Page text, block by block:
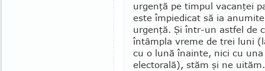
urgenţă pe timpul vacanţei
este împiedicat să ia
urgenţă. Şi într-un astfel de
întâmpla vreme de trei luni
cu o lună înainte, nici cu
electorală), stăm şi ne uităm.